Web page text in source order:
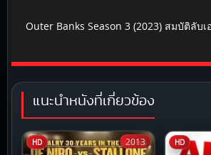
Outer Banks Season 3 (2023) สมบัติลับเ
แนะนำหนังที่เกี่ยวข้อง
HD 2013 HD